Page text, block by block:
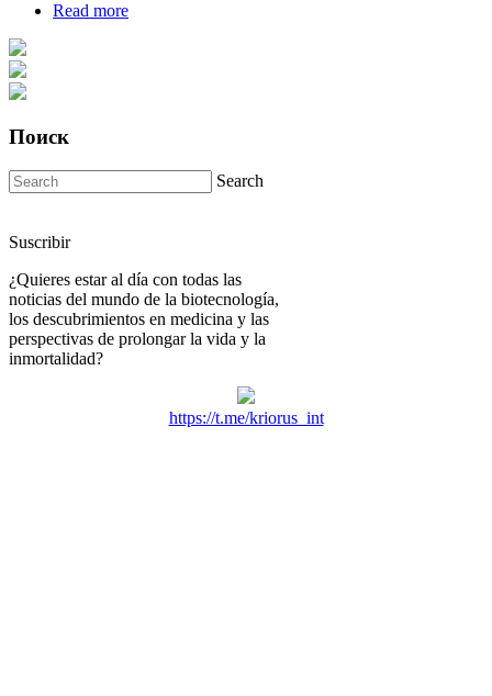
Read more
Поиск
Search
Suscribir
¿Quieres estar al día con todas las
noticias del mundo de la biotecnología,
los descubrimientos en medicina y las
perspectivas de prolongar la vida y la
inmortalidad?
https://t.me/kriorus_int